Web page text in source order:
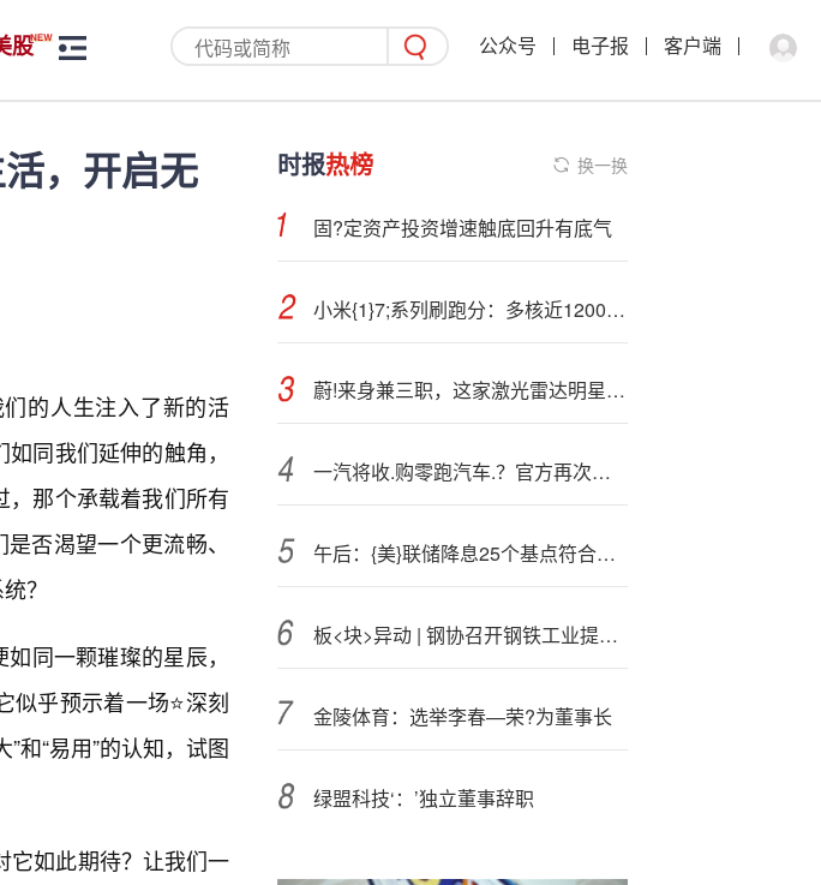
股 公众号 电子报 客户端
，开启无
的人生注入了新的活
同我们延伸的触角，
那个承载着我们所有
否渴望一个更流畅、
？
同一颗璀璨的星辰，
似乎预示着一场⭐深刻
和“易用”的认知，试图
它如此期待？让我们一
时报热榜 换一换
固?定资产投资增速触底回升有底气
小米{1}7;系列刷跑分：多核近12000 稳赢iPhone 17 Pro
蔚!来身兼三职，这家激光雷达明星企业能否“上车”港交所
一汽将收.购零跑汽车.？官方再次否认
午后：{美}联储降息25个基点符合预期 美股涨跌不一
板<块>异动 | 钢协召开钢铁工业提质升级座谈会 A股钢铁板块走强
金陵体育：选举李春—荣?为董事长
绿盟科技‘：’独立董事辞职